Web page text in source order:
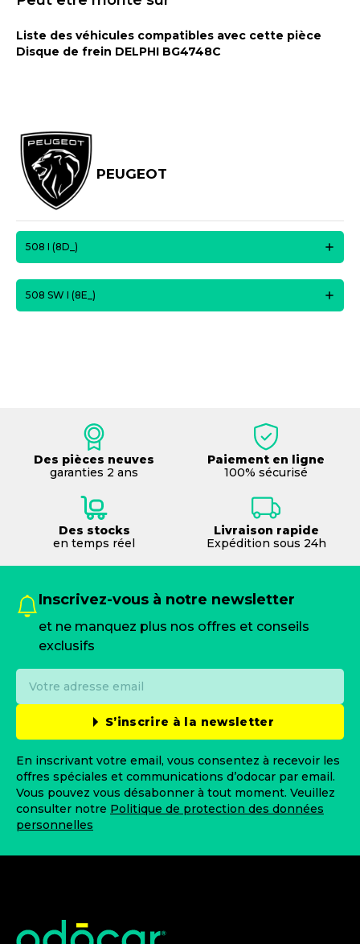
Liste des véhicules compatibles avec cette pièce
Disque de frein DELPHI BG4748C
PEUGEOT
508 I (8D_)
508 SW I (8E_)
Des pièces neuves
garanties 2 ans
Paiement en ligne
100% sécurisé
Des stocks
en temps réel
Livraison rapide
Expédition sous 24h
Inscrivez-vous à notre newsletter
et ne manquez plus nos offres et conseils
exclusifs
S’inscrire à la newsletter
En inscrivant votre email, vous consentez à recevoir les
offres spéciales et communications d’odocar par email.
Vous pouvez vous désabonner à tout moment. Veuillez
consulter notre Politique de protection des données
personnelles